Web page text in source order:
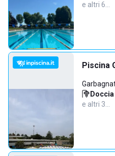
e altri 6…
Piscina
e altri 3…